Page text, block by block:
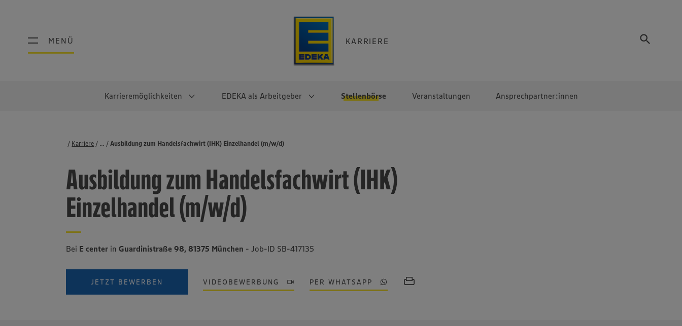
MENÜ KARRIERE
MENÜ
Karrieremöglichkeiten EDEKA als Arbeitgeber Stellenbörse Veranstaltungen Ansprechpartner:innen
Schülerpraktikum Abschlussarbeiten
Werkstudierendentätigkeit
Noch Fragen?
Direkteinstieg
Noch Fragen?
Selbstständig mit EDEKA
Faires Gehalt
Diversität
Lebensmittelproduktion
Lager & Logistik
IT
Überblick
EDEKA Fruchtkontor
Karriere Stellenbörse
Ausbildung zum Handelsfachwirt (IHK) Einzelhandel (m/w/d)
...
Ausbildung zum Handelsfachwirt (IHK)
Einzelhandel (m/w/d)
Bei E center inGuardinistraße 98, 81375 München - Job-ID SB-417135
JETZT BEWERBEN VIDEOBEWERBUNG PER WHATSAPP